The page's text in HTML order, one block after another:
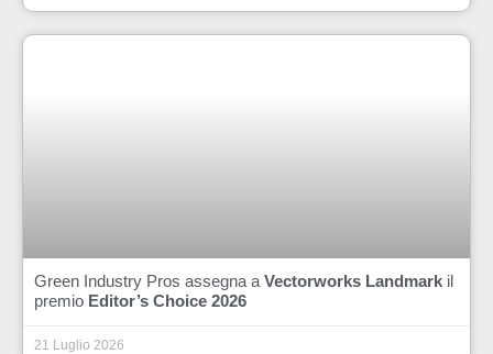
Green Industry Pros assegna a Vectorworks Landmark il
premio Editor’s Choice 2026
21 Luglio 2026